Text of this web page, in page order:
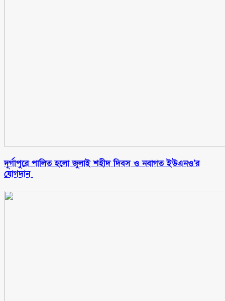
‎দূর্গাপুরে পালিত হলো জুলাই শহীদ দিবস ও নবাগত ইউএনও’র
যোগদান ‎